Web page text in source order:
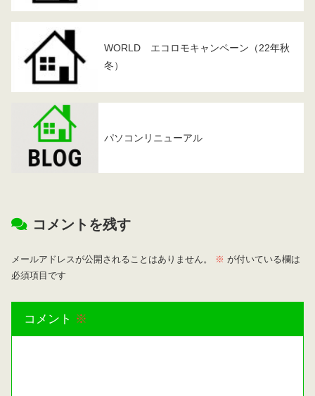
WORLD エコロモキャンペーン（22年秋
冬）
パソコンリニューアル
コメントを残す
メールアドレスが公開されることはありません。 ※ が付いている欄は
必須項目です
コメント ※